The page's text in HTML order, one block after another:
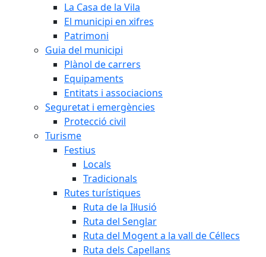
La Casa de la Vila
El municipi en xifres
Patrimoni
Guia del municipi
Plànol de carrers
Equipaments
Entitats i associacions
Seguretat i emergències
Protecció civil
Turisme
Festius
Locals
Tradicionals
Rutes turístiques
Ruta de la Il·lusió
Ruta del Senglar
Ruta del Mogent a la vall de Céllecs
Ruta dels Capellans